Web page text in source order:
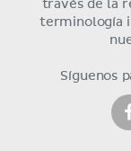
través de la
terminología
Síguenos